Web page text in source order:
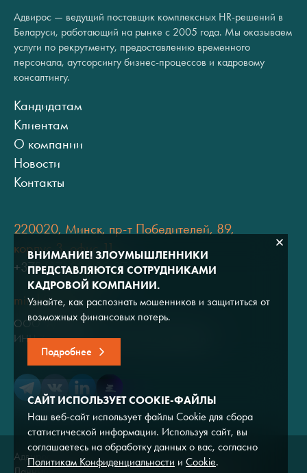
Адвирос — ведущий поставщик комплексных HR-решений в
Беларуси, работающий на рынке с 2005 года. Мы оказываем
услуги по рекрутменту, предоставлению временного
персонала, аутсорсингу бизнес-процессов и кадровому
консалтингу.
Кандидатам
Клиентам
О компании
Новости
Контакты
220020, Минск, пр-т Победителей, 89,
корпус 3, офис 11
+375 (17) 334 80 07
minsk@adviros.by
ООО "Адвирос"
ИНН 7714572528 / ОГРН 1047796766380
Адвирос © 2026
ВНИМАНИЕ! ЗЛОУМЫШЛЕННИКИ
ПРЕДСТАВЛЯЮТСЯ СОТРУДНИКАМИ
КАДРОВОЙ КОМПАНИИ.
Узнайте, как распознать мошенников и защититься от
возможных финансовых потерь.
Подробнее
САЙТ ИСПОЛЬЗУЕТ COOKIE-ФАЙЛЫ
Наш веб-сайт использует файлы Cookie для сбора
статистической информации. Используя сайт, вы
соглашаетесь на обработку данных о вас, согласно
Политикам Конфиденциальности и Cookie.